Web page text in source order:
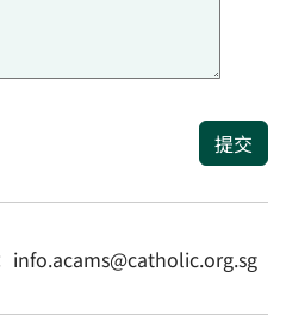
提交
info.acams@catholic.org.sg